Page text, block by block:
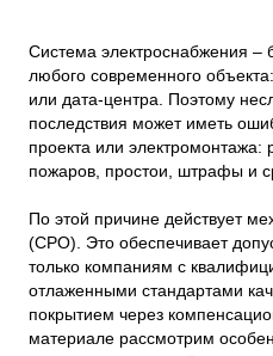
Система электроснабжения –
любого современного
или дата-центра. Поэтому
последствия может иметь
проекта или электромонтажа:
пожаров, простои, штрафы и
По этой причине действует
(СРО). Это обеспечивает
только компаниям с
отлаженными стандартами
покрытием через
материале рассмотрим